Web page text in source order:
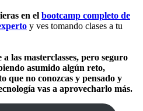
en el bootcamp completo de
y ves tomando clases a tu
las masterclasses, pero seguro
asumido algún reto,
que no conozcas y pensado y
vas a aprovecharlo más.